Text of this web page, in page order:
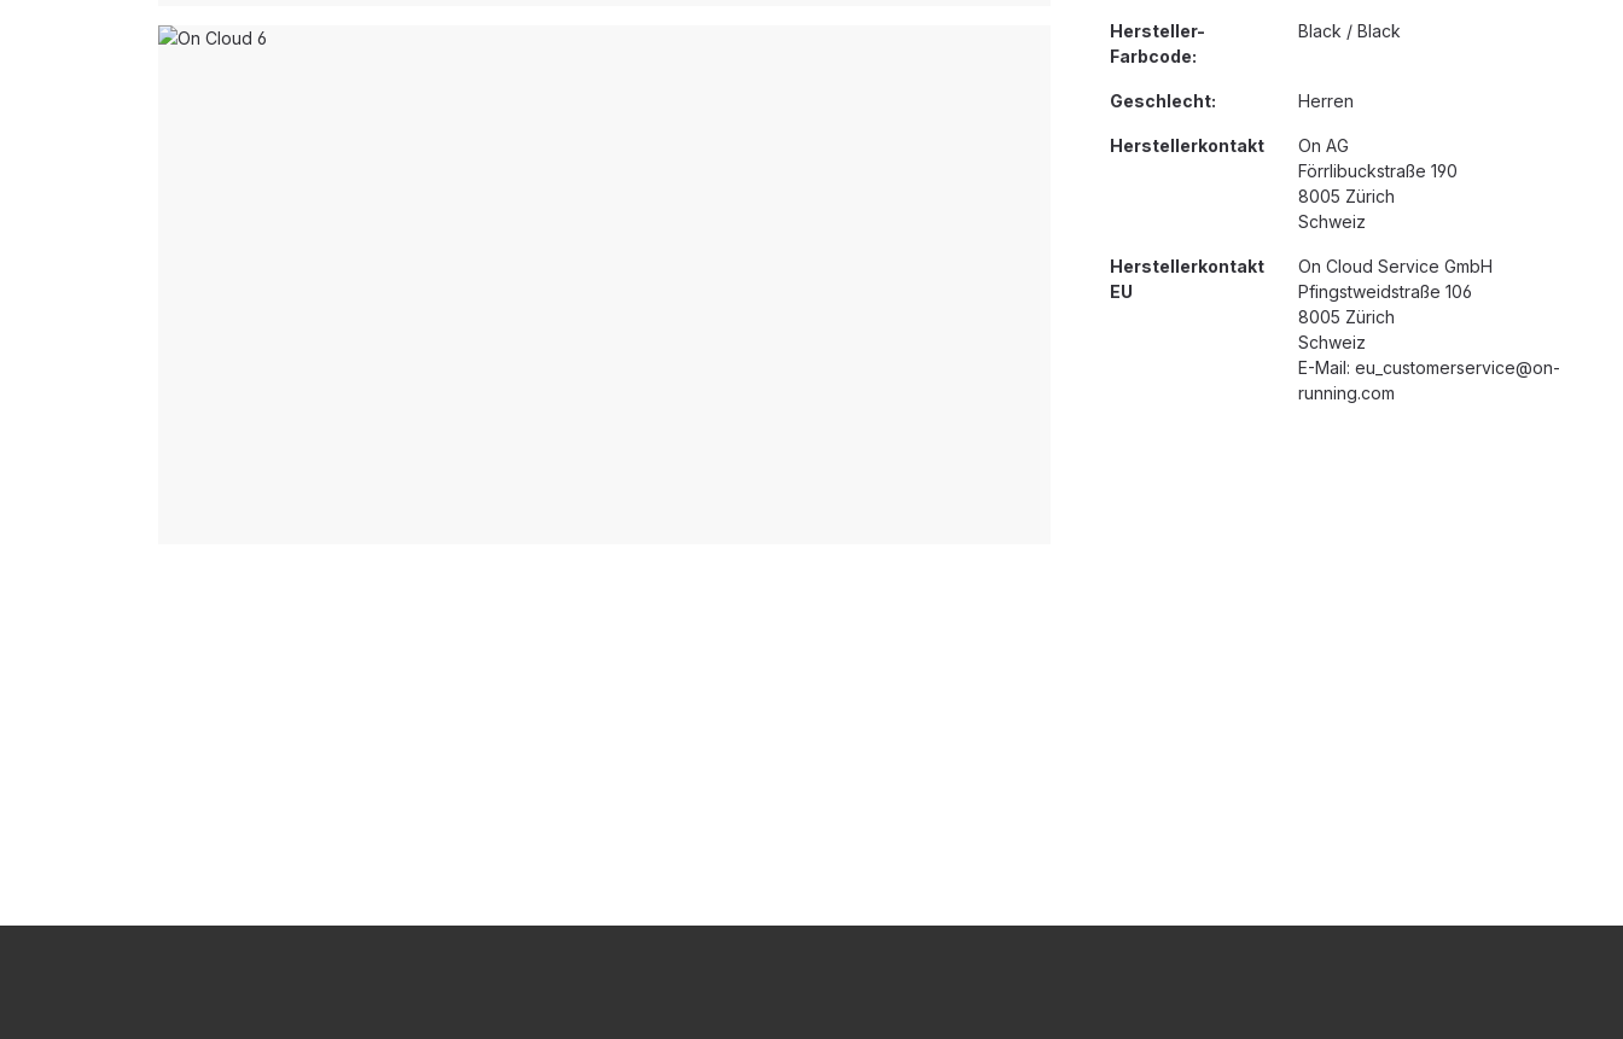
Hersteller-
Farbcode:
Black / Black
Geschlecht: Herren
Herstellerkontakt
On AG
Förrlibuckstraße 190
8005 Zürich
Schweiz
Herstellerkontakt
EU
On Cloud Service GmbH
Pfingstweidstraße 106
8005 Zürich
Schweiz
E-Mail: eu_customerservice@on-
running.com